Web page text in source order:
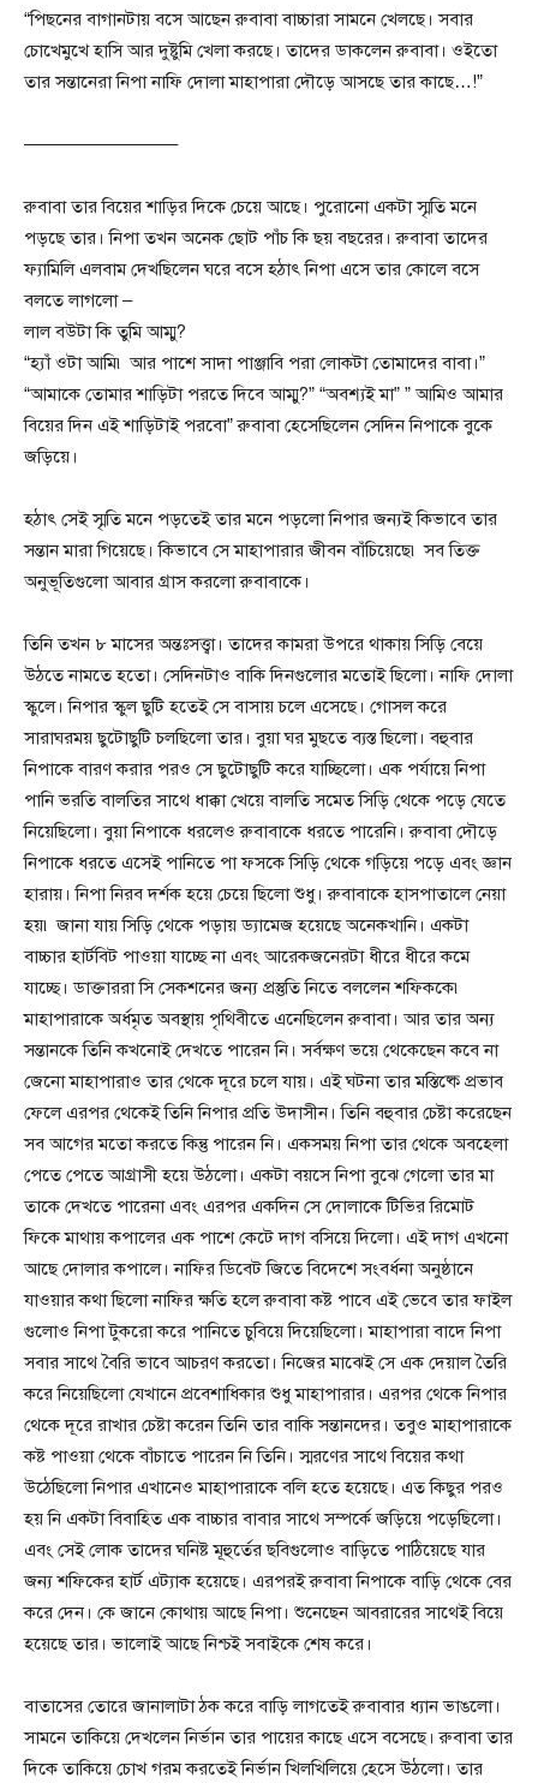
“পিছনের বাগানটায় বসে আছেন রুবাবা বাচ্চারা সামনে খেলছে। সবার
চোখেমুখে হাসি আর দুষ্টুমি খেলা করছে। তাদের ডাকলেন রুবাবা। ওইতো
তার সন্তানেরা নিপা নাফি দোলা মাহাপারা দৌড়ে আসছে তার কাছে…!”
————————–
রুবাবা তার বিয়ের শাড়ির দিকে চেয়ে আছে। পুরোনো একটা স্মৃতি মনে
পড়ছে তার। নিপা তখন অনেক ছোট পাঁচ কি ছয় বছরের। রুবাবা তাদের
ফ্যামিলি এলবাম দেখছিলেন ঘরে বসে হঠাৎ নিপা এসে তার কোলে বসে
বলতে লাগলো –
লাল বউটা কি তুমি আম্মু?
“হ্যাঁ ওটা আমি৷ আর পাশে সাদা পাঞ্জাবি পরা লোকটা তোমাদের বাবা।”
“আমাকে তোমার শাড়িটা পরতে দিবে আম্মু?” “অবশ্যই মা” ” আমিও আমার
বিয়ের দিন এই শাড়িটাই পরবো” রুবাবা হেসেছিলেন সেদিন নিপাকে বুকে
জড়িয়ে।
হঠাৎ সেই স্মৃতি মনে পড়তেই তার মনে পড়লো নিপার জন্যই কিভাবে তার
সন্তান মারা গিয়েছে। কিভাবে সে মাহাপারার জীবন বাঁচিয়েছে৷ সব তিক্ত
অনুভূতিগুলো আবার গ্রাস করলো রুবাবাকে।
তিনি তখন ৮ মাসের অন্তঃসত্ত্বা। তাদের কামরা উপরে থাকায় সিড়ি বেয়ে
উঠতে নামতে হতো। সেদিনটাও বাকি দিনগুলোর মতোই ছিলো। নাফি দোলা
স্কুলে। নিপার স্কুল ছুটি হতেই সে বাসায় চলে এসেছে। গোসল করে
সারাঘরময় ছুটোছুটি চলছিলো তার। বুয়া ঘর মুছতে ব্যস্ত ছিলো। বহুবার
নিপাকে বারণ করার পরও সে ছুটোছুটি করে যাচ্ছিলো। এক পর্যায়ে নিপা
পানি ভরতি বালতির সাথে ধাক্কা খেয়ে বালতি সমেত সিড়ি থেকে পড়ে যেতে
নিয়েছিলো। বুয়া নিপাকে ধরলেও রুবাবাকে ধরতে পারেনি। রুবাবা দৌড়ে
নিপাকে ধরতে এসেই পানিতে পা ফসকে সিড়ি থেকে গড়িয়ে পড়ে এবং জ্ঞান
হারায়। নিপা নিরব দর্শক হয়ে চেয়ে ছিলো শুধু। রুবাবাকে হাসপাতালে নেয়া
হয়৷ জানা যায় সিড়ি থেকে পড়ায় ড্যামেজ হয়েছে অনেকখানি। একটা
বাচ্চার হার্টবিট পাওয়া যাচ্ছে না এবং আরেকজনেরটা ধীরে ধীরে কমে
যাচ্ছে। ডাক্তাররা সি সেকশনের জন্য প্রস্তুতি নিতে বললেন শফিককে৷
মাহাপারাকে অর্ধমৃত অবস্থায় পৃথিবীতে এনেছিলেন রুবাবা। আর তার অন্য
সন্তানকে তিনি কখনোই দেখতে পারেন নি। সর্বক্ষণ ভয়ে থেকেছেন কবে না
জেনো মাহাপারাও তার থেকে দূরে চলে যায়। এই ঘটনা তার মস্তিষ্কে প্রভাব
ফেলে এরপর থেকেই তিনি নিপার প্রতি উদাসীন। তিনি বহুবার চেষ্টা করেছেন
সব আগের মতো করতে কিন্তু পারেন নি। একসময় নিপা তার থেকে অবহেলা
পেতে পেতে আগ্রাসী হয়ে উঠলো। একটা বয়সে নিপা বুঝে গেলো তার মা
তাকে দেখতে পারেনা এবং এরপর একদিন সে দোলাকে টিভির রিমোট
ফিকে মাথায় কপালের এক পাশে কেটে দাগ বসিয়ে দিলো। এই দাগ এখনো
আছে দোলার কপালে। নাফির ডিবেট জিতে বিদেশে সংবর্ধনা অনুষ্ঠানে
যাওয়ার কথা ছিলো নাফির ক্ষতি হলে রুবাবা কষ্ট পাবে এই ভেবে তার ফাইল
গুলোও নিপা টুকরো করে পানিতে চুবিয়ে দিয়েছিলো। মাহাপারা বাদে নিপা
সবার সাথে বৈরি ভাবে আচরণ করতো। নিজের মাঝেই সে এক দেয়াল তৈরি
করে নিয়েছিলো যেখানে প্রবেশাধিকার শুধু মাহাপারার। এরপর থেকে নিপার
থেকে দূরে রাখার চেষ্টা করেন তিনি তার বাকি সন্তানদের। তবুও মাহাপারাকে
কষ্ট পাওয়া থেকে বাঁচাতে পারেন নি তিনি। স্মরণের সাথে বিয়ের কথা
উঠেছিলো নিপার এখানেও মাহাপারাকে বলি হতে হয়েছে। এত কিছুর পরও
হয় নি একটা বিবাহিত এক বাচ্চার বাবার সাথে সম্পর্কে জড়িয়ে পড়েছিলো।
এবং সেই লোক তাদের ঘনিষ্ট মূহুর্তের ছবিগুলোও বাড়িতে পাঠিয়েছে যার
জন্য শফিকের হার্ট এট্যাক হয়েছে। এরপরই রুবাবা নিপাকে বাড়ি থেকে বের
করে দেন। কে জানে কোথায় আছে নিপা। শুনেছেন আবরারের সাথেই বিয়ে
হয়েছে তার। ভালোই আছে নিশ্চই সবাইকে শেষ করে।
বাতাসের তোরে জানালাটা ঠক করে বাড়ি লাগতেই রুবাবার ধ্যান ভাঙলো।
সামনে তাকিয়ে দেখলেন নির্ভান তার পায়ের কাছে এসে বসেছে। রুবাবা তার
দিকে তাকিয়ে চোখ গরম করতেই নির্ভান খিলখিলিয়ে হেসে উঠলো। তার